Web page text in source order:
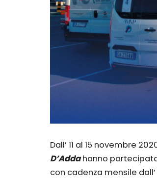
Dall’ 11 al 15 novembre
D’Addahanno
con cadenza mensile